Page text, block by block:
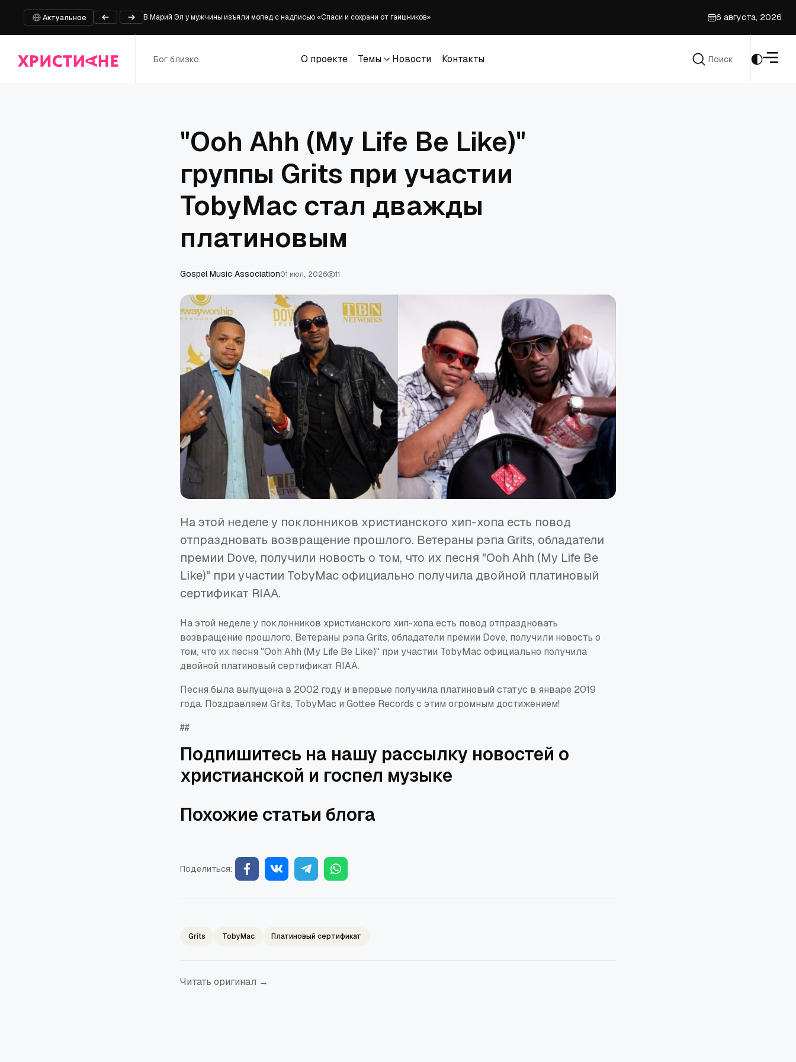
Актуальное
В Марий Эл у мужчины изъяли мопед с надписью «Спаси и сохрани от гаишников»
Университет штата Оклахома перевёл советника, отчитавшего студента за чествование Чарли Кирка
Алжирские христиане вынуждены уйти в подполье, пока протестантские церкви остаются закрытыми
6 августа, 2026
Бог близко.
О проекте
Темы
Новости
Контакты
Поиск
"Ooh Ahh (My Life Be Like)"
группы Grits при участии
TobyMac стал дважды
платиновым
Gospel Music Association01 июл., 2026 11
На этой неделе у поклонников христианского хип-хопа есть повод
отпраздновать возвращение прошлого. Ветераны рэпа Grits, обладатели
премии Dove, получили новость о том, что их песня "Ooh Ahh (My Life Be
Like)" при участии TobyMac официально получила двойной платиновый
сертификат RIAA.
На этой неделе у поклонников христианского хип-хопа есть повод отпраздновать
возвращение прошлого. Ветераны рэпа Grits, обладатели премии Dove, получили новость о
том, что их песня "Ooh Ahh (My Life Be Like)" при участии TobyMac официально получила
двойной платиновый сертификат RIAA.
Песня была выпущена в 2002 году и впервые получила платиновый статус в январе 2019
года. Поздравляем Grits, TobyMac и Gottee Records с этим огромным достижением!
##
Подпишитесь на нашу рассылку новостей о
христианской и госпел музыке
Похожие статьи блога
Поделиться:
Grits TobyMac Платиновый сертификат
Читать оригинал →